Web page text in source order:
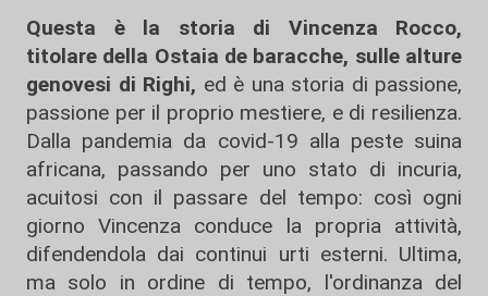
Questa è la storia di Vincenza Rocco,
titolare della Ostaia de baracche, sulle alture
genovesi di Righi, ed è una storia di passione,
passione per il proprio mestiere, e di resilienza.
Dalla pandemia da covid-19 alla peste suina
africana, passando per uno stato di incuria,
acuitosi con il passare del tempo: così ogni
giorno Vincenza conduce la propria attività,
difendendola dai continui urti esterni. Ultima,
ma solo in ordine di tempo, l'ordinanza del